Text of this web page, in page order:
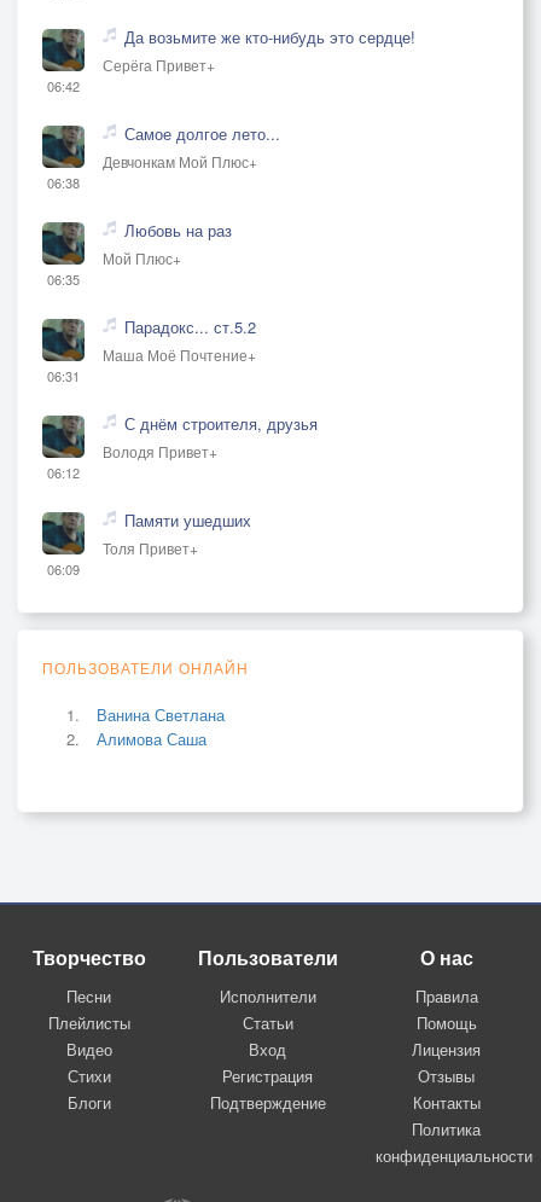
06:42
Да возьмите же кто-нибудь это сердце!
Серёга Привет+
06:38
Самое долгое лето...
Девчонкам Мой Плюс+
06:35
Любовь на раз
Мой Плюс+
06:31
Парадокс... ст.5.2
Маша Моё Почтение+
06:12
С днём строителя, друзья
Володя Привет+
06:09
Памяти ушедших
Толя Привет+
ПОЛЬЗОВАТЕЛИ ОНЛАЙН
Ванина Светлана
Алимова Саша
Творчество
Песни
Плейлисты
Видео
Стихи
Блоги
Пользователи
Исполнители
Статьи
Вход
Регистрация
Подтверждение
О нас
Правила
Помощь
Лицензия
Отзывы
Контакты
Политика
конфиденциальности